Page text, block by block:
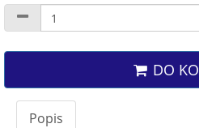
DO
Popis